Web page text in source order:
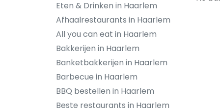
Eten & Drinken in Haarlem
Afhaalrestaurants in Haarlem
All you can eat in Haarlem
Bakkerijen in Haarlem
Banketbakkerijen in Haarlem
Barbecue in Haarlem
BBQ bestellen in Haarlem
Beste restaurants in Haarlem